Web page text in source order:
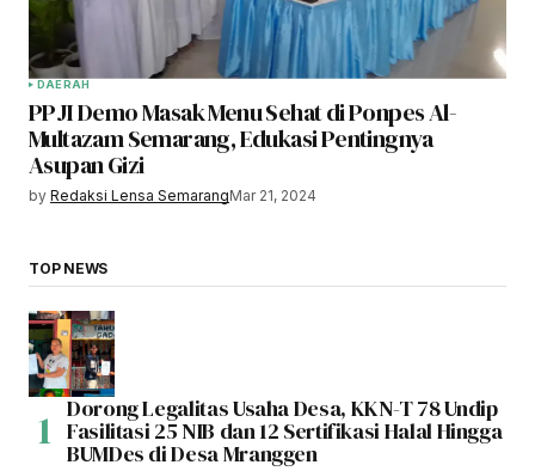
DAERAH
PPJI Demo Masak Menu Sehat di Ponpes Al-
Multazam Semarang, Edukasi Pentingnya
Asupan Gizi
by Redaksi Lensa SemarangMar 21, 2024
TOP NEWS
Dorong Legalitas Usaha Desa, KKN-T 78 Undip
Fasilitasi 25 NIB dan 12 Sertifikasi Halal Hingga
BUMDes di Desa Mranggen